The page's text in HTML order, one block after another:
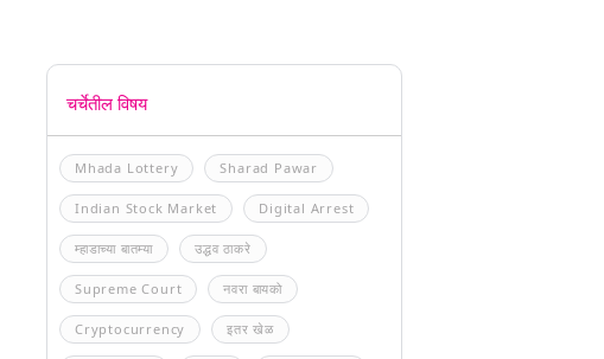
चर्चेतील विषय
Mhada Lottery Sharad Pawar
Indian Stock Market Digital Arrest
म्हाडाच्या बातम्या उद्धव ठाकरे
Supreme Court नवरा बायको
Cryptocurrency इतर खेळ